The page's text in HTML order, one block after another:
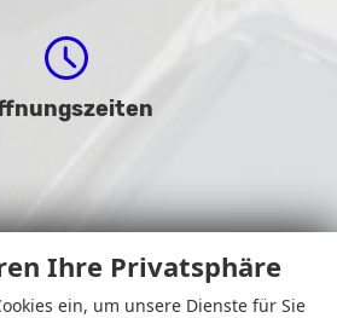
Ihre Privatsphäre
ein, um unsere Dienste für Sie